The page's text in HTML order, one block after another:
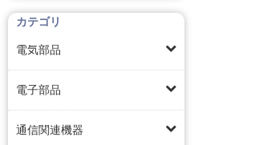
カテゴリ
電気部品
電子部品
通信関連機器